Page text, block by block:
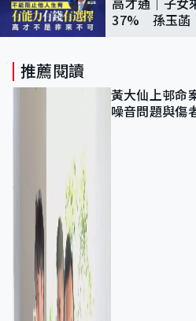
37% 孫玉菡
推薦閱讀
黃大仙上邨命
噪音問題與傷